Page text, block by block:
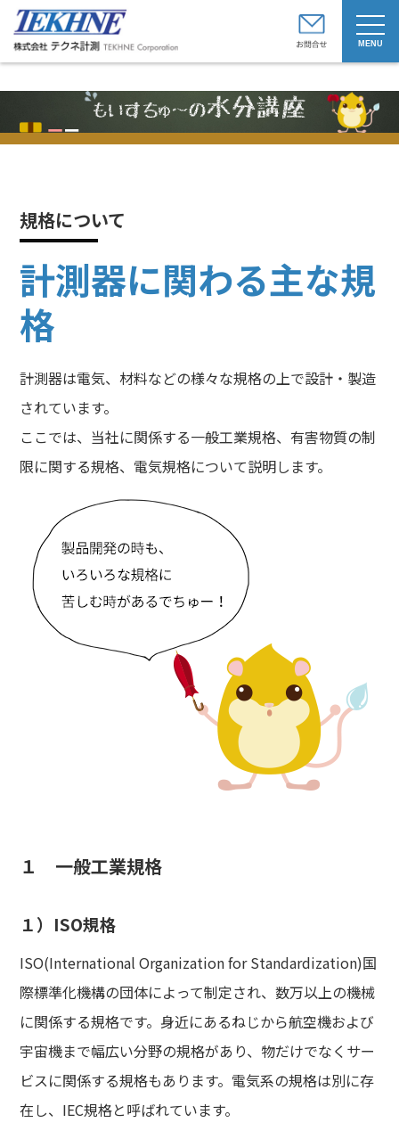
t
o
g
g
a
v
規格について
計測器に関わる主な規
格
計測器は電気、材料などの様々な規格の上で設計・製造
されています。
ここでは、当社に関係する一般工業規格、有害物質の制
限に関する規格、電気規格について説明します。
１ 一般工業規格
１）ISO規格
ISO(International Organization for Standardization)国
際標準化機構の団体によって制定され、数万以上の機械
に関係する規格です。身近にあるねじから航空機および
宇宙機まで幅広い分野の規格があり、物だけでなくサー
ビスに関係する規格もあります。電気系の規格は別に存
在し、IEC規格と呼ばれています。